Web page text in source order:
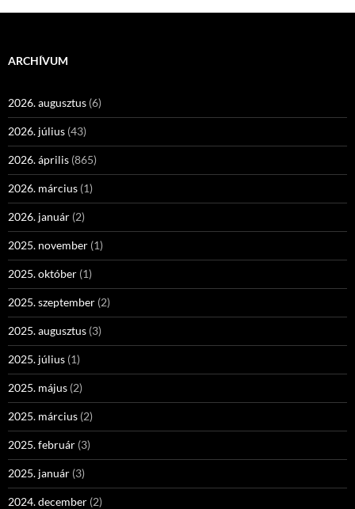
ARCHÍVUM
2026. augusztus (6)
2026. július (43)
2026. április (865)
2026. március (1)
2026. január (2)
2025. november (1)
2025. október (1)
2025. szeptember (2)
2025. augusztus (3)
2025. július (1)
2025. május (2)
2025. március (2)
2025. február (3)
2025. január (3)
2024. december (2)